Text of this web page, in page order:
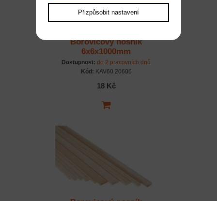
Borovicový nosník
6x6x1000mm
Dostupnost: do 2 pracovních dnů
Kód: KAV60.20606
18 Kč
Přizpůsobit nastavení